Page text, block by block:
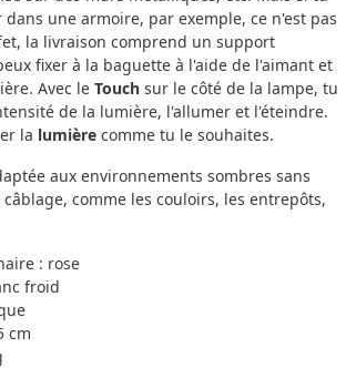
une armoire, par exemple, ce n'est pas
la livraison comprend un support
fixer à la baguette à l'aide de l'aimant et
Avec le Touch sur le côté de la lampe, tu
de la lumière, l'allumer et l'éteindre.
la lumière comme tu le souhaites.
aux environnements sombres sans
comme les couloirs, les entrepôts,
: rose
froid
cm